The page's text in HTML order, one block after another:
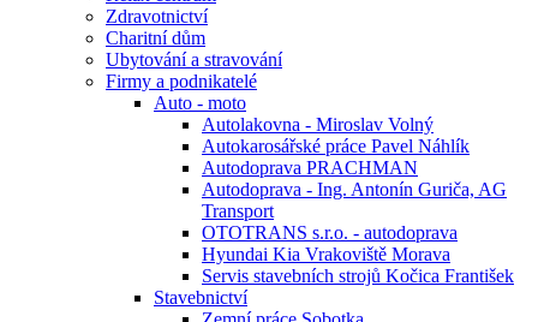
Zdravotnictví
Charitní dům
Ubytování a stravování
Firmy a podnikatelé
Auto - moto
Autolakovna - Miroslav Volný
Autokarosářské práce Pavel Náhlík
Autodoprava PRACHMAN
Autodoprava - Ing. Antonín Guriča, AG
Transport
OTOTRANS s.r.o. - autodoprava
Hyundai Kia Vrakoviště Morava
Servis stavebních strojů Kočica František
Stavebnictví